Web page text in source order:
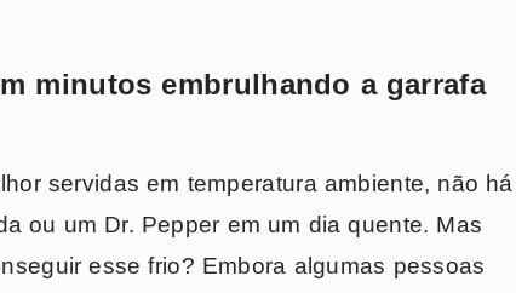
minutos embrulhando a garrafa
servidas em temperatura ambiente, não há
ou um Dr. Pepper em um dia quente. Mas
esse frio? Embora algumas pessoas